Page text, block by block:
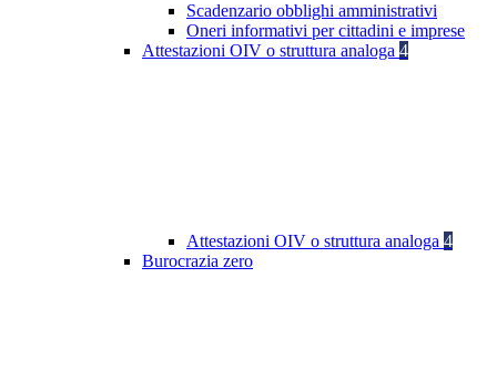
Scadenzario obblighi amministrativi
Oneri informativi per cittadini e imprese
Attestazioni OIV o struttura analoga 4
Attestazioni OIV o struttura analoga 4
Burocrazia zero